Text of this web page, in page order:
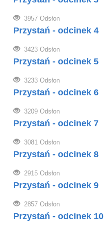
3957 Odsłon
Przystań - odcinek 4
3423 Odsłon
Przystań - odcinek 5
3233 Odsłon
Przystań - odcinek 6
3209 Odsłon
Przystań - odcinek 7
3081 Odsłon
Przystań - odcinek 8
2915 Odsłon
Przystań - odcinek 9
2857 Odsłon
Przystań - odcinek 10